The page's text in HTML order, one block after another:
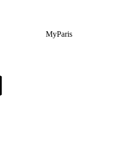
MyParis